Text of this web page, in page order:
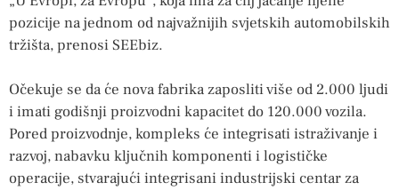
pozicije na jednom od najvažnijih svjetskih automobilskih
tržišta, prenosi SEEbiz.
Očekuje se da će nova fabrika zaposliti više od 2.000 ljudi
i imati godišnji proizvodni kapacitet do 120.000 vozila.
Pored proizvodnje, kompleks će integrisati istraživanje i
razvoj, nabavku ključnih komponenti i logističke
operacije, stvarajući integrisani industrijski centar za